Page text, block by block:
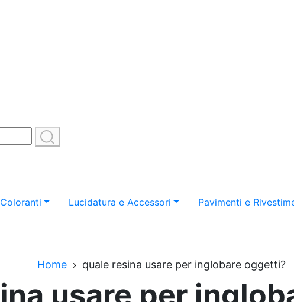
Coloranti Lucidatura e Accessori Pavimenti e
Home quale resina usare per inglobare oggetti?
usare per